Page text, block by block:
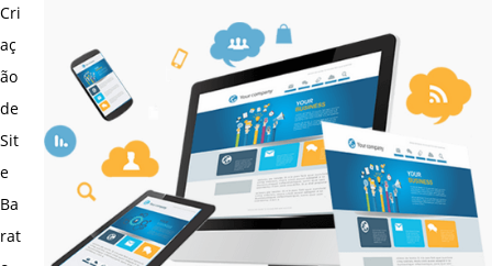
Cri
aç
ão
de
Sit
e
Ba
rat